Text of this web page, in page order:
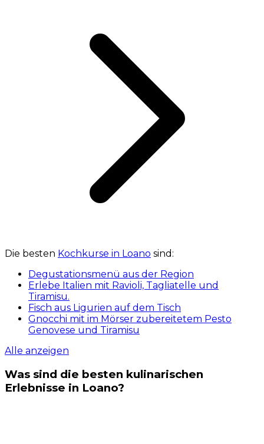
Die besten Kochkurse in Loano sind:
Degustationsmenü aus der Region
Erlebe Italien mit Ravioli, Tagliatelle und
Tiramisu.
Fisch aus Ligurien auf dem Tisch
Gnocchi mit im Mörser zubereitetem Pesto
Genovese und Tiramisu
Alle anzeigen
Was sind die besten kulinarischen
Erlebnisse in Loano?